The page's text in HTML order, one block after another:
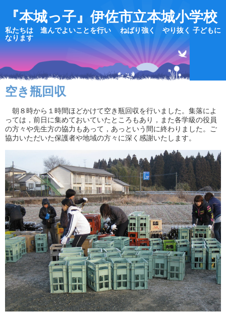
『本城っ子』伊佐市立本城小学校
私たちは 進んでよいことを行い ねばり強く やり抜く 子どもに
なります
空き瓶回収
朝８時から１時間ほどかけて空き瓶回収を行いました。集落によ
っては，前日に集めておいていたところもあり，また各学級の役員
の方々や先生方の協力もあって，あっという間に終わりました。ご
協力いただいた保護者や地域の方々に深く感謝いたします。